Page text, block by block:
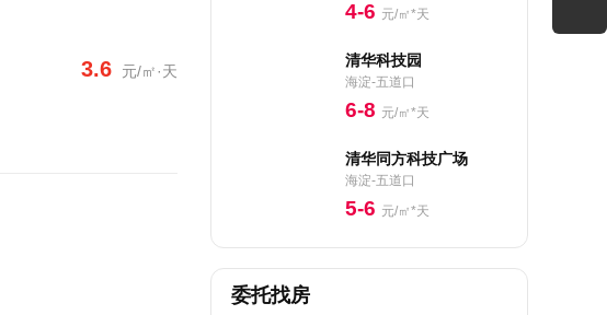
3.6 元/㎡·天
4-6 元/㎡*天
清华科技园
海淀-五道口
6-8 元/㎡*天
清华同方科技广场
海淀-五道口
5-6 元/㎡*天
委托找房